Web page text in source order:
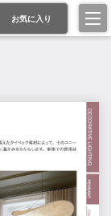
お気に入り